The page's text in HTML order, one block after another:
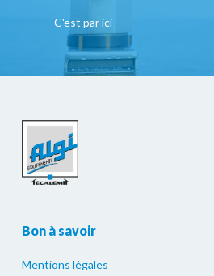
C'est par ici
Bon à savoir
Mentions légales